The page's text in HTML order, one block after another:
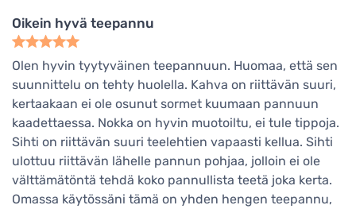
Oikein hyvä teepannu
Olen hyvin tyytyväinen teepannuun. Huomaa, että sen
suunnittelu on tehty huolella. Kahva on riittävän suuri,
kertaakaan ei ole osunut sormet kuumaan pannuun
kaadettaessa. Nokka on hyvin muotoiltu, ei tule tippoja.
Sihti on riittävän suuri teelehtien vapaasti kellua. Sihti
ulottuu riittävän lähelle pannun pohjaa, jolloin ei ole
välttämätöntä tehdä koko pannullista teetä joka kerta.
Omassa käytössäni tämä on yhden hengen teepannu,